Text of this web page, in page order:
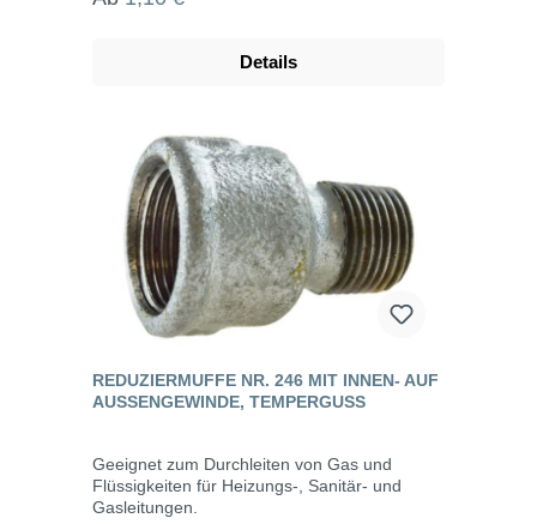
Details
REDUZIERMUFFE NR. 246 MIT INNEN- AUF
AUSSENGEWINDE, TEMPERGUSS
Geeignet zum Durchleiten von Gas und
Flüssigkeiten für Heizungs-, Sanitär- und
Gasleitungen.